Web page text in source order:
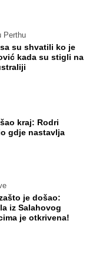
Perthu
su shvatili ko je
kada su stigli na
kraj: Rodri
gdje nastavlja
je došao:
iz Salahovog
je otkrivena!